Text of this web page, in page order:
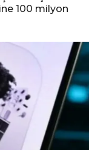
100 milyon